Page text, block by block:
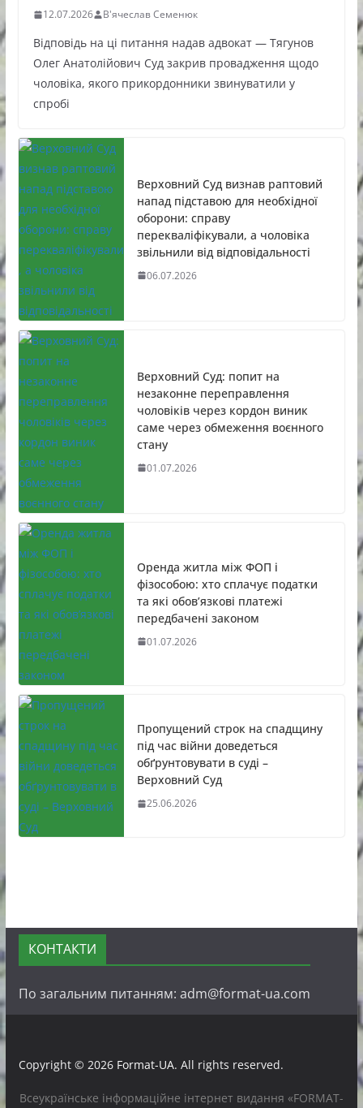
12.07.2026 В'ячеслав Семенюк
Відповідь на ці питання надав адвокат — Тягунов
Олег Анатолійович Суд закрив провадження щодо
чоловіка, якого прикордонники звинуватили у
спробі
Верховний Суд визнав раптовий
напад підставою для необхідної
оборони: справу
перекваліфікували, а чоловіка
звільнили від відповідальності
06.07.2026
Верховний Суд: попит на
незаконне переправлення
чоловіків через кордон виник
саме через обмеження воєнного
стану
01.07.2026
Оренда житла між ФОП і
фізособою: хто сплачує податки
та які обов’язкові платежі
передбачені законом
01.07.2026
Пропущений строк на спадщину
під час війни доведеться
обґрунтовувати в суді –
Верховний Суд
25.06.2026
КОНТАКТИ
По загальним питанням: adm@format-ua.com
Copyright © 2026 Format-UA. All rights reserved.
Всеукраїнське інформаційне інтернет видання «FORMAT-